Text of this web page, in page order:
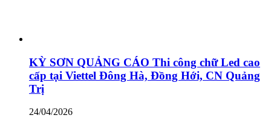
KỲ SƠN QUẢNG CÁO Thi công chữ Led cao
cấp tại Viettel Đông Hà, Đồng Hới, CN Quảng
Trị
24/04/2026